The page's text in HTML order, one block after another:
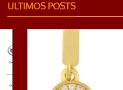
ULTIMOS POSTS